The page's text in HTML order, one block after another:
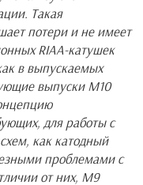
Такая
потери и не имеет
RIAA-катушек
в выпускаемых
выпуски М10
для работы с
как катодный
проблемами с
от них, M9